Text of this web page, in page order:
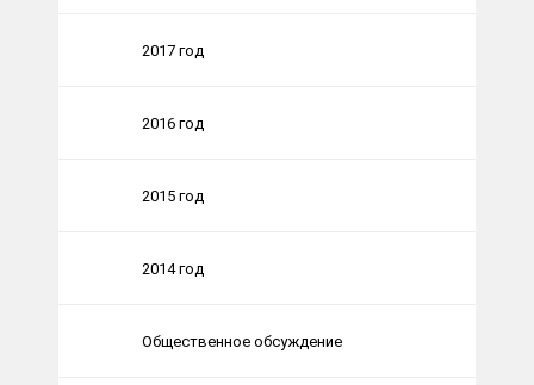
2017 год
2016 год
2015 год
2014 год
Общественное обсуждение